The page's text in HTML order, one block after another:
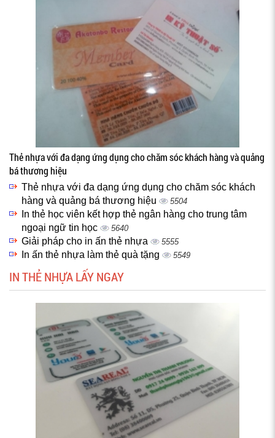
Thẻ nhựa với đa dạng ứng dụng cho chăm sóc khách hàng và quảng
bá thương hiệu
Thẻ nhựa với đa dạng ứng dụng cho chăm sóc khách
hàng và quảng bá thương hiệu
5504
In thẻ học viên kết hợp thẻ ngân hàng cho trung tâm
ngoại ngữ tin học
5640
Giải pháp cho in ấn thẻ nhựa 5555
In ấn thẻ nhựa làm thẻ quà tặng 5549
IN THẺ NHỰA LẤY NGAY